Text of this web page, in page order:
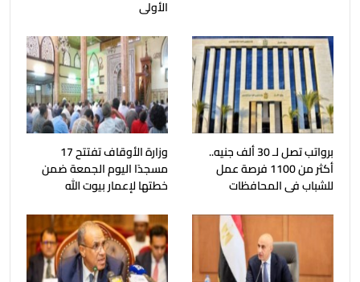
الأولى
برواتب تصل لـ 30 ألف جنيه..
أكثر من 1100 فرصة عمل
للشباب فى المحافظات
وزارة الأوقاف تفتتح 17
مسجدًا اليوم الجمعة ضمن
خطتها لإعمار بيوت الله